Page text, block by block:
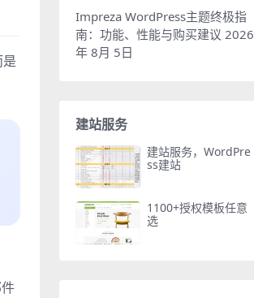
Impreza WordPress主题终极指
南：功能、性能与购买建议 2026
年 8月 5日
建站服务
建站服务，WordPre
ss建站
1100+授权模板任意
选